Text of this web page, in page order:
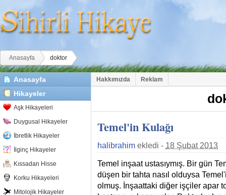
Buradasınız
Anasayfa doktor
Anasayfa
Hikayeler
Aşk Hikayeleri
Duygusal Hikayeler
İbretlik Hikayeler
İlginç Hikayeler
Kıssadan Hisse
Korku Hikayeleri
Mitolojik Hikayeler
Hakkımızda Reklam
Temel'in Kulağı
halibrahim ekledi - 18 Şubat 2013
Temel inşaat ustasıymış. Bir gün
düşen bir tahta nasıl olduysa
olmuş. İnşaattaki diğer işçiler apar